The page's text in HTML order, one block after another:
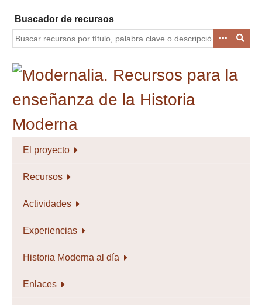
contenido
principal
Buscador de recursos
El proyecto
Recursos
Actividades
Experiencias
Historia Moderna al día
Enlaces